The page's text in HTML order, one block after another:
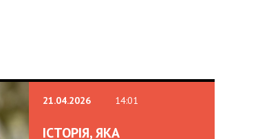
21.04.2026 14:01
ІСТОРІЯ, ЯКА